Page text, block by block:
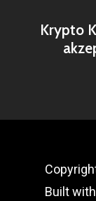
Krypto
Built